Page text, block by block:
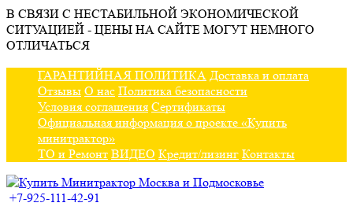
В СВЯЗИ С НЕСТАБИЛЬНОЙ ЭКОНОМИЧЕСКОЙ
СИТУАЦИЕЙ - ЦЕНЫ НА САЙТЕ МОГУТ НЕМНОГО
ОТЛИЧАТЬСЯ
ГАРАНТИЙНАЯ ПОЛИТИКА Доставка и оплата
Отзывы О нас Политика безопасности
Условия соглашения Сертификаты
Официальная информация о проекте «Купить
минитрактор»
ТО и Ремонт ВИДЕО Кредит/лизинг Контакты
+7-925-111-42-91